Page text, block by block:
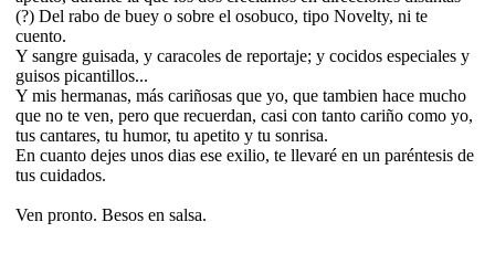
(?) Del rabo de buey o sobre el osobuco, tipo Novelty, ni te
cuento.
Y sangre guisada, y caracoles de reportaje; y cocidos especiales y
guisos picantillos...
Y mis hermanas, más cariñosas que yo, que tambien hace mucho
que no te ven, pero que recuerdan, casi con tanto cariño como yo,
tus cantares, tu humor, tu apetito y tu sonrisa.
En cuanto dejes unos dias ese exilio, te llevaré en un paréntesis de
tus cuidados.
Ven pronto. Besos en salsa.